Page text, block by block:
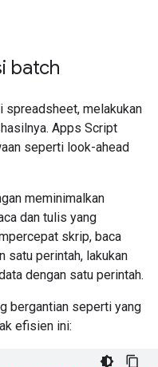
batch
spreadsheet, melakukan
Apps Script
seperti look-ahead
meminimalkan
dan tulis yang
skrip, baca
satu perintah, lakukan
dengan satu perintah.
bergantian seperti yang
efisien ini: